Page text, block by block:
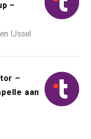
–
IJssel
–
aan